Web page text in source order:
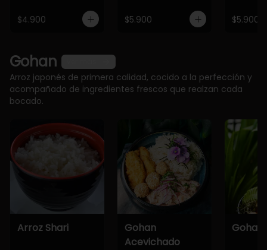
$4.900 $5.900 $5.900
Gohan
Arroz japonés de primera calidad, cocido a la perfección y
acompañado de ingredientes frescos que realzan cada
bocado.
Arroz Shari
Gohan
Acevichado
Gohan